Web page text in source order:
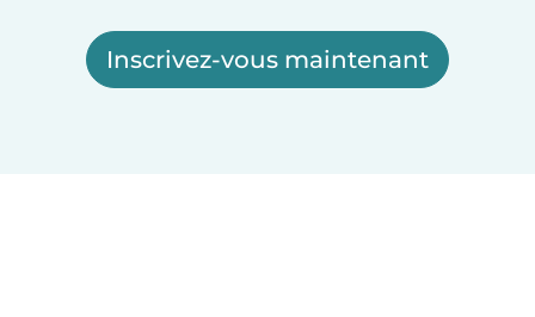
Inscrivez-vous maintenant